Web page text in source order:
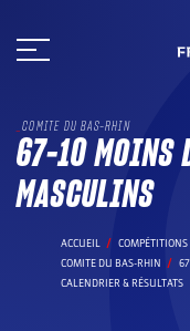
au
COMITE DU BAS-RHIN
67-10 MOINS
MASCULINS
ACCUEIL COMPÉTITIONS
COMITE DU BAS-RHIN
CALENDRIER & RÉSULTATS